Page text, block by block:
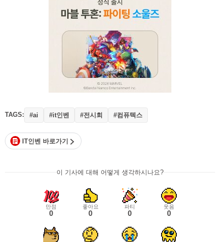
TAGS: #ai #it인벤 #전시회 #컴퓨텍스
IT인벤 바로가기
이 기사에 대해 어떻게 생각하시나요?
만점
0
좋아요
0
파티
0
웃음
0